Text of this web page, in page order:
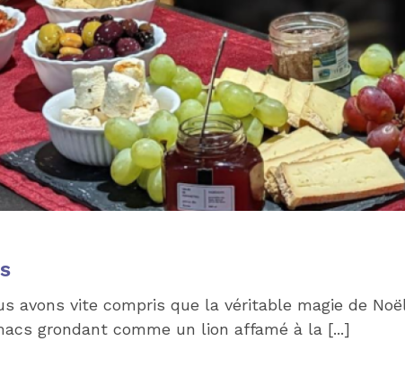
avons vite compris que la véritable magie de
grondant comme un lion affamé à la [...]